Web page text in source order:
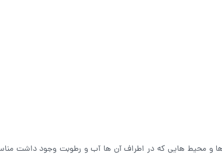
ها و محیط هایی که در اطراف آن ها آب و رطوبت وجود داشت